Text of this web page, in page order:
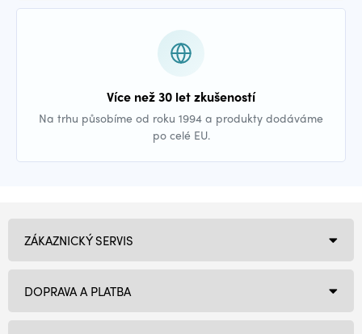
Více než 30 let zkušeností
Na trhu působíme od roku 1994 a produkty dodáváme
po celé EU.
ZÁKAZNICKÝ SERVIS
DOPRAVA A PLATBA